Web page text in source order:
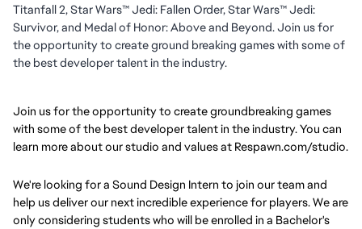
Titanfall 2, Star Wars™ Jedi: Fallen Order, Star Wars™ Jedi:
Survivor, and Medal of Honor: Above and Beyond. Join us for
the opportunity to create ground breaking games with some of
the best developer talent in the industry.
Join us for the opportunity to create groundbreaking games
with some of the best developer talent in the industry. You can
learn more about our studio and values at Respawn.com/studio.
We're looking for a Sound Design Intern to join our team and
help us deliver our next incredible experience for players. We are
only considering students who will be enrolled in a Bachelor's